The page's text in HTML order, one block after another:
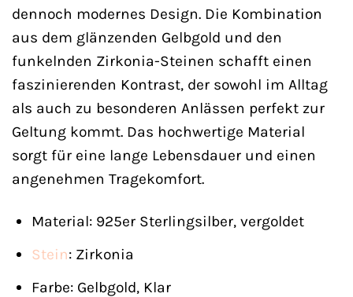
dennoch modernes Design. Die Kombination
aus dem glänzenden Gelbgold und den
funkelnden Zirkonia-Steinen schafft einen
faszinierenden Kontrast, der sowohl im Alltag
als auch zu besonderen Anlässen perfekt zur
Geltung kommt. Das hochwertige Material
sorgt für eine lange Lebensdauer und einen
angenehmen Tragekomfort.
Material: 925er Sterlingsilber, vergoldet
Stein: Zirkonia
Farbe: Gelbgold, Klar